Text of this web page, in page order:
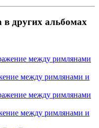
других альбомах
между римлянами и
между римлянами и